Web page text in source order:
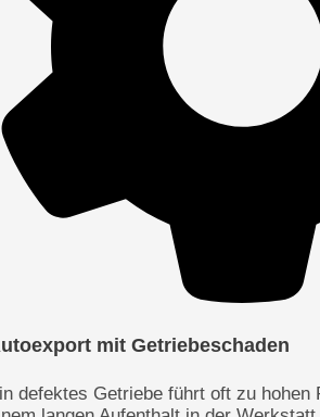
mit Getriebeschaden
defektes Getriebe führt oft zu hohen